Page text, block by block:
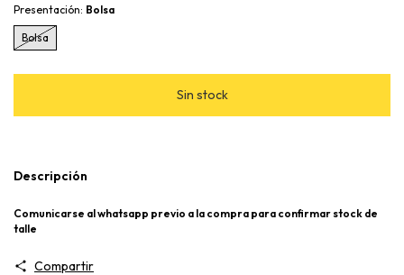
Presentación: Bolsa
Bolsa
Descripción
Comunicarse al whatsapp previo a la compra para confirmar stock de
talle
Compartir